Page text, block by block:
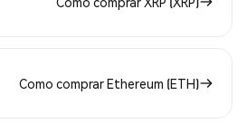
Como comprar Ethereum (ETH)